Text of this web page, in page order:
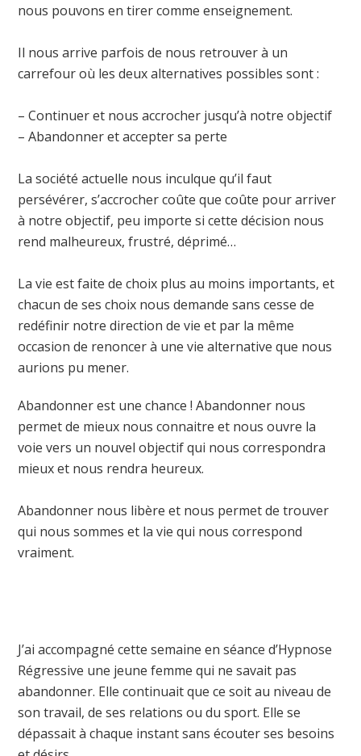
nous pouvons en tirer comme enseignement.
Il nous arrive parfois de nous retrouver à un
carrefour où les deux alternatives possibles sont :
– Continuer et nous accrocher jusqu’à notre objectif
– Abandonner et accepter sa perte
La société actuelle nous inculque qu’il faut
persévérer, s’accrocher coûte que coûte pour arriver
à notre objectif, peu importe si cette décision nous
rend malheureux, frustré, déprimé…
La vie est faite de choix plus au moins importants, et
chacun de ses choix nous demande sans cesse de
redéfinir notre direction de vie et par la même
occasion de renoncer à une vie alternative que nous
aurions pu mener.
Abandonner est une chance ! Abandonner nous
permet de mieux nous connaitre et nous ouvre la
voie vers un nouvel objectif qui nous correspondra
mieux et nous rendra heureux.
Abandonner nous libère et nous permet de trouver
qui nous sommes et la vie qui nous correspond
vraiment.
J’ai accompagné cette semaine en séance d’Hypnose
Régressive une jeune femme qui ne savait pas
abandonner. Elle continuait que ce soit au niveau de
son travail, de ses relations ou du sport. Elle se
dépassait à chaque instant sans écouter ses besoins